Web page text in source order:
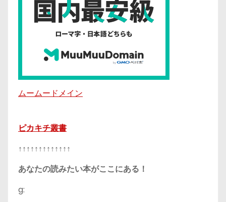
ムームードメイン
ピカキチ叢書
↑↑↑↑↑↑↑↑↑↑↑↑↑
あなたの読みたい本がここにある！
g: